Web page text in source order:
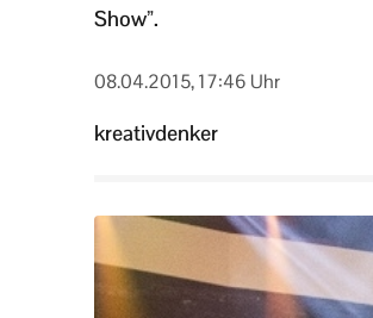
Show”.
08.04.2015, 17:46 Uhr
kreativdenker